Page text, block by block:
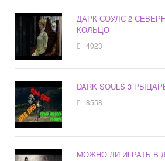
ДАРК СОУЛС 2
КОЛЬЦО
4023
DARK SOULS 3
8558
МОЖНО ЛИ ИГРАТЬ В